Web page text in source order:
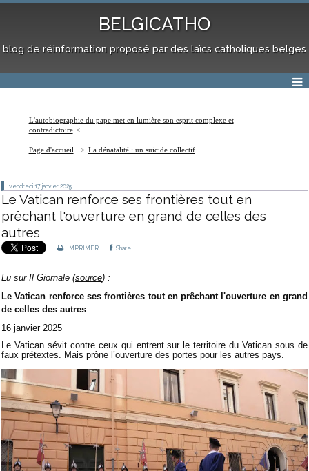
BELGICATHO
blog de réinformation proposé par des laïcs catholiques belges
L'autobiographie du pape met en lumière son esprit complexe et
contradictoire
Page d'accueil La dénatalité : un suicide collectif
vendredi 17 janvier 2025
Le Vatican renforce ses frontières tout en
prêchant l'ouverture en grand de celles des
autres
IMPRIMER Share
Lu sur Il Giornale (source) :
Le Vatican renforce ses frontières tout en prêchant l'ouverture en grand
de celles des autres
16 janvier 2025
Le Vatican sévit contre ceux qui entrent sur le territoire du Vatican sous de
faux prétextes. Mais prône l’ouverture des portes pour les autres pays.